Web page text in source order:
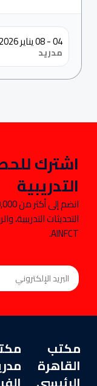
04 - 08 يناير 2026
مدريد
اشترك
التدريبية
التحديثات
AINFCT.
مكتب
القاهرة